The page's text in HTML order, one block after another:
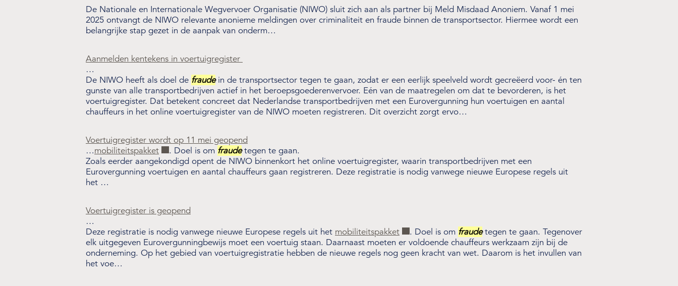
De Nationale en Internationale Wegvervoer Organisatie (NIWO) sluit zich aan als partner bij Meld Misdaad Anoniem. Vanaf 1 mei
2025 ontvangt de NIWO relevante anonieme meldingen over criminaliteit en fraude binnen de transportsector. Hiermee wordt een
belangrijke stap gezet in de aanpak van onderm…
Aanmelden kentekens in voertuigregister
…
De NIWO heeft als doel de fraudein de transportsector tegen te gaan, zodat er een eerlijk speelveld wordt gecreëerd voor- én ten
gunste van alle transportbedrijven actief in het beroepsgoederenvervoer. Eén van de maatregelen om dat te bevorderen, is het
voertuigregister. Dat betekent concreet dat Nederlandse transportbedrijven met een Eurovergunning hun voertuigen en aantal
chauffeurs in het online voertuigregister van de NIWO moeten registreren. Dit overzicht zorgt ervo…
Voertuigregister wordt op 11 mei geopend
…mobiliteitspakket . Doel is om fraudetegen te gaan.
Zoals eerder aangekondigd opent de NIWO binnenkort het online voertuigregister, waarin transportbedrijven met een
Eurovergunning voertuigen en aantal chauffeurs gaan registreren. Deze registratie is nodig vanwege nieuwe Europese regels uit
het …
Voertuigregister is geopend
…
Deze registratie is nodig vanwege nieuwe Europese regels uit het mobiliteitspakket . Doel is om fraudetegen te gaan. Tegenover
elk uitgegeven Eurovergunningbewijs moet een voertuig staan. Daarnaast moeten er voldoende chauffeurs werkzaam zijn bij de
onderneming. Op het gebied van voertuigregistratie hebben de nieuwe regels nog geen kracht van wet. Daarom is het invullen van
het voe…